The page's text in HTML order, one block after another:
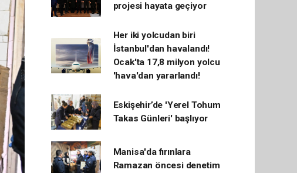
projesi hayata geçiyor
Her iki yolcudan biri
İstanbul'dan havalandı!
Ocak'ta 17,8 milyon yolcu
'hava'dan yararlandı!
Eskişehir’de 'Yerel Tohum
Takas Günleri' başlıyor
Manisa'da fırınlara
Ramazan öncesi denetim